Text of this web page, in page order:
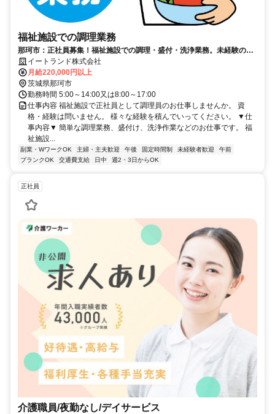
福祉施設での調理業務
那珂市：正社員募集！福祉施設での調理・盛付・洗浄業務。未経験の方
も歓迎！
イートランド株式会社
月給220,000円以上
茨城県那珂市
勤務時間 5:00～14:00又は8:00～17:00
仕事内容 福祉施設で正社員として調理員のお仕事しませんか。 資
格・経験は問いません。 様々な経験を積んでいってください。 ▼仕
事内容▼ 簡単な調理業務、盛付け、洗浄作業などのお仕事です。 福
祉施設...
副業・WワークOK 主婦・主夫歓迎 午後 固定時間制 未経験者歓迎
午前
ブランクOK
交通費支給 日中 週2・3日からOK
正社員
介護職員/夜勤なし/デイサービス